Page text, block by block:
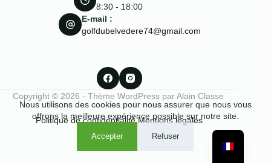
Nous utilisons des cookies pour nous assurer que nous vous
offrons la meilleure expérience possible sur notre site.
Accepter Refuser
8:30 - 18:00
E-mail :
golfdubelvedere74@gmail.com
Copyright © 2026 - Thème WordPress par Alain Classe
Politique de confidentialité Mentions légales